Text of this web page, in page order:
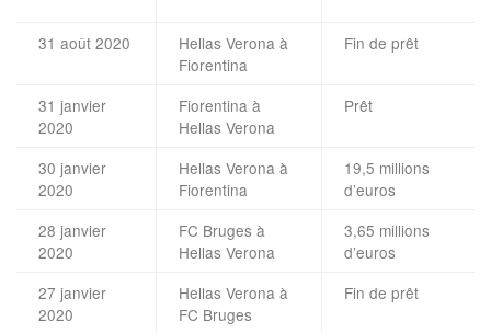
31 août 2020
Hellas Verona à
Fiorentina
Fin de prêt
31 janvier
2020
Fiorentina à
Hellas Verona
Prêt
30 janvier
2020
Hellas Verona à
Fiorentina
19,5 millions
d’euros
28 janvier
2020
FC Bruges à
Hellas Verona
3,65 millions
d’euros
27 janvier
2020
Hellas Verona à
FC Bruges
Fin de prêt